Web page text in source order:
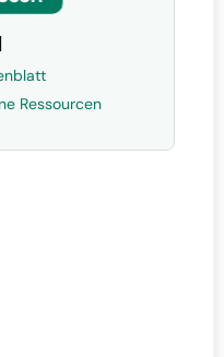
Ressourcen